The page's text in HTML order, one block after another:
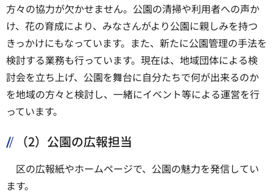
方々の協力が欠かせません。公園の清掃や利用者への声か
け、花の育成により、みなさんがより公園に親しみを持つ
きっかけにもなっています。また、新たに公園管理の手法を
検討する業務も行っています。現在は、地域団体による検
討会を立ち上げ、公園を舞台に自分たちで何が出来るのか
を地域の方々と検討し、一緒にイベント等による運営を行
っています。
（2）公園の広報担当
区の広報紙やホームページで、公園の魅力を発信してい
ます。